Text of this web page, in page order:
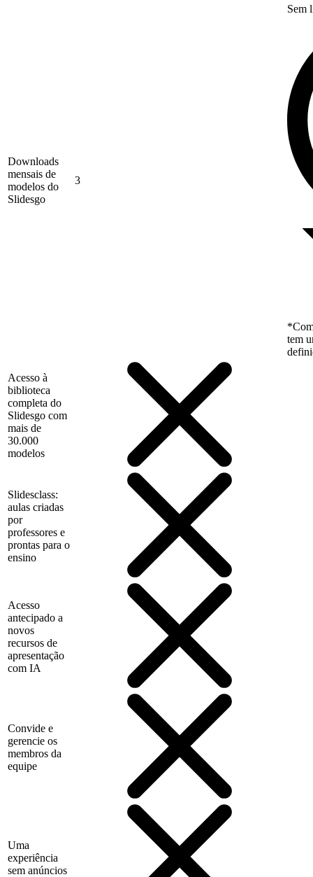
Downloads
mensais de
modelos do
Slidesgo
3
Sem
tem
Acesso à
biblioteca
completa do
Slidesgo com
mais de
30.000
modelos
Slidesclass:
aulas criadas
por
professores e
prontas para o
ensino
Acesso
antecipado a
novos
recursos de
apresentação
com IA
Convide e
gerencie os
membros da
equipe
Uma
experiência
sem anúncios